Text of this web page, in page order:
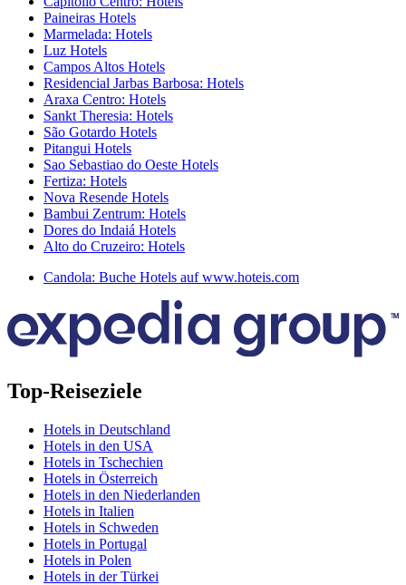
Paineiras Hotels
Marmelada: Hotels
Luz Hotels
Campos Altos Hotels
Residencial Jarbas Barbosa: Hotels
Araxa Centro: Hotels
Sankt Theresia: Hotels
São Gotardo Hotels
Pitangui Hotels
Sao Sebastiao do Oeste Hotels
Fertiza: Hotels
Nova Resende Hotels
Bambui Zentrum: Hotels
Dores do Indaiá Hotels
Alto do Cruzeiro: Hotels
Candola: Buche Hotels auf www.hoteis.com
Top-Reiseziele
Hotels in Deutschland
Hotels in den USA
Hotels in Tschechien
Hotels in Österreich
Hotels in den Niederlanden
Hotels in Italien
Hotels in Schweden
Hotels in Portugal
Hotels in Polen
Hotels in der Türkei